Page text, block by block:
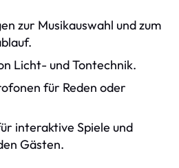
zur Musikauswahl und zum
Licht- und Tontechnik.
für Reden oder
interaktive Spiele und
Gästen.